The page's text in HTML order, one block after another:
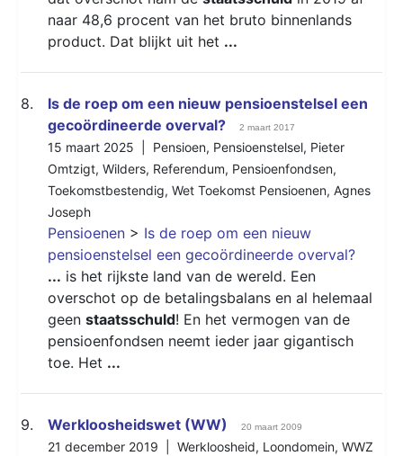
naar 48,6 procent van het bruto binnenlands
product. Dat blijkt uit het ...
8.
Is de roep om een nieuw pensioenstelsel een
gecoördineerde overval?
2 maart 2017
15 maart 2025 | Pensioen, Pensioenstelsel, Pieter
Omtzigt, Wilders, Referendum, Pensioenfondsen,
Toekomstbestendig, Wet Toekomst Pensioenen, Agnes
Joseph
Pensioenen > Is de roep om een nieuw
pensioenstelsel een gecoördineerde overval?
... is het rijkste land van de wereld. Een
overschot op de betalingsbalans en al helemaal
geen staatsschuld! En het vermogen van de
pensioenfondsen neemt ieder jaar gigantisch
toe. Het ...
9. Werkloosheidswet (WW) 20 maart 2009
21 december 2019 | Werkloosheid, Loondomein, WWZ